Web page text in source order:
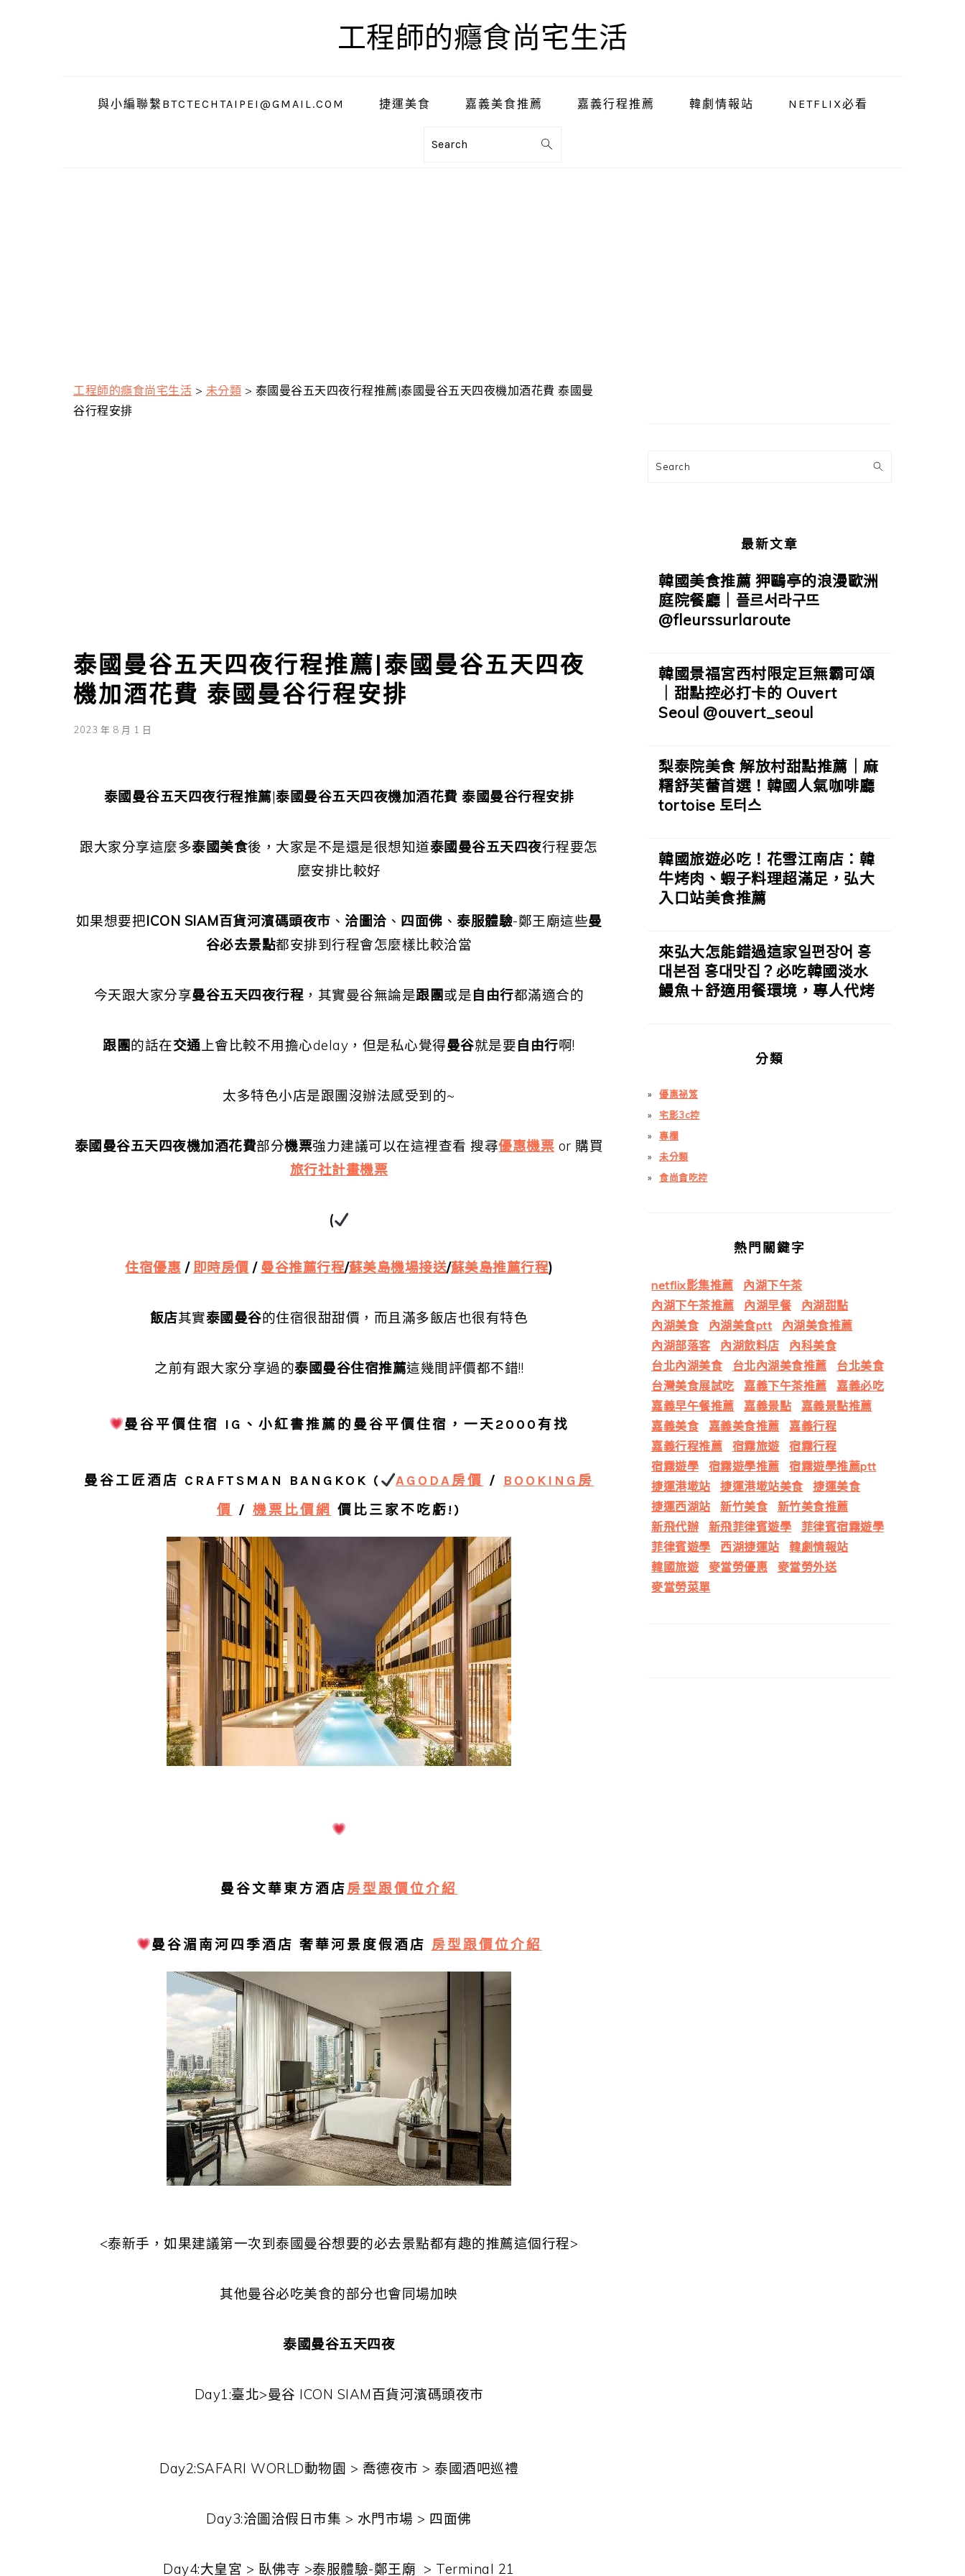
工程師的癮食尚宅生活
與小編聯繫BTCTECHTAIPEI@GMAIL.COM 捷運美食 嘉義美食推薦 嘉義行程推薦 韓劇情報站 NETFLIX必看
Search
工程師的癮食尚宅生活 > 未分類 > 泰國曼谷五天四夜行程推薦|泰國曼谷五天四夜機加酒花費 泰國曼
谷行程安排
泰國曼谷五天四夜行程推薦|泰國曼谷五天四夜
機加酒花費 泰國曼谷行程安排
2023 年 8 月 1 日
泰國曼谷五天四夜行程推薦|泰國曼谷五天四夜機加酒花費 泰國曼谷行程安排
跟大家分享這麼多泰國美食後，大家是不是還是很想知道泰國曼谷五天四夜行程要怎
麼安排比較好
如果想要把ICON SIAM百貨河濱碼頭夜市 、 洽圖洽 、 四面佛 、 泰服體驗-鄭王廟這些曼
谷必去景點都安排到行程會怎麼樣比較洽當
今天跟大家分享曼谷五天四夜行程 ，其實曼谷無論是跟團或是自由行都滿適合的
跟團的話在交通上會比較不用擔心delay，但是私心覺得曼谷就是要自由行啊!
太多特色小店是跟團沒辦法感受到的~
泰國曼谷五天四夜機加酒花費部分機票強力建議可以在這裡查看 搜尋優惠機票 or 購買
旅行社計畫機票
(
住宿優惠 / 即時房價 / 曼谷推薦行程/蘇美島機場接送/蘇美島推薦行程)
飯店其實泰國曼谷的住宿很甜甜價，而且滿多飯店也很有特色
之前有跟大家分享過的泰國曼谷住宿推薦這幾間評價都不錯!!
曼谷平價住宿 IG、小紅書推薦的曼谷平價住宿，一天2000有找
曼谷工匠酒店 CRAFTSMAN BANGKOK ( AGODA房價 / BOOKING房
價 / 機票比價網 價比三家不吃虧!)
曼谷文華東方酒店房型跟價位介紹
曼谷湄南河四季酒店 奢華河景度假酒店 房型跟價位介紹
<泰新手，如果建議第一次到泰國曼谷想要的必去景點都有趣的推薦這個行程>
其他曼谷必吃美食的部分也會同場加映
泰國曼谷五天四夜
Day1:臺北>曼谷 ICON SIAM百貨河濱碼頭夜市
Day2:SAFARI WORLD動物園 > 喬德夜市 > 泰國酒吧巡禮
Day3:洽圖洽假日市集 > 水門市場 > 四面佛
Day4:大皇宮 > 臥佛寺 >泰服體驗-鄭王廟 > Terminal 21
欄
Search
最新文章
韓國美食推薦 狎鷗亭的浪漫歐洲
庭院餐廳｜플르서라구뜨
@fleurssurlaroute
韓國景福宮西村限定巨無霸可頌
｜甜點控必打卡的 Ouvert
Seoul @ouvert_seoul
梨泰院美食 解放村甜點推薦｜麻
糬舒芙蕾首選！韓國人氣咖啡廳
tortoise 토터스
韓國旅遊必吃！花雪江南店：韓
牛烤肉、蝦子料理超滿足，弘大
入口站美食推薦
來弘大怎能錯過這家일편장어 홍
대본점 홍대맛집？必吃韓國淡水
鰻魚＋舒適用餐環境，專人代烤
分類
優惠祕笈
宅影3c控
專欄
未分類
食尚貪吃控
熱門關鍵字
netflix影集推薦
內湖下午茶
內湖下午茶推薦
內湖早餐
內湖甜點
內湖美食
內湖美食ptt
內湖美食推薦
內湖部落客
內湖飲料店
內科美食
台北內湖美食
台北內湖美食推薦
台北美食
台灣美食展試吃
嘉義下午茶推薦
嘉義必吃
嘉義早午餐推薦
嘉義景點
嘉義景點推薦
嘉義美食
嘉義美食推薦
嘉義行程
嘉義行程推薦
宿霧旅遊
宿霧行程
宿霧遊學
宿霧遊學推薦
宿霧遊學推薦ptt
捷運港墘站
捷運港墘站美食
捷運美食
捷運西湖站
新竹美食
新竹美食推薦
新飛代辦
新飛菲律賓遊學
菲律賓宿霧遊學
菲律賓遊學
西湖捷運站
韓劇情報站
韓國旅遊
麥當勞優惠
麥當勞外送
麥當勞菜單